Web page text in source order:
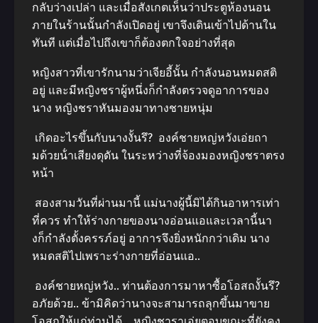
กลับว่างเปล่า และเมื่อสังเกตเห็นว่าประตูห้องนอน
ภายในร้านนั้นกําลังเปิดอยู่ เขาจึงเดินเข้าไปด้านใน
ทันที แต่เมื่อไปถึงเขาก็ต้องตกใจอย่างที่สุด
หญิงสาวที่เขารักนามว่าเจียอี้นั้น กําลังนอนหมดสติ
อยู่ และมีหญิงชราผู้หนึ่งก็กําลังตรวจดูอาการของ
นาง หญิงชราหันมองมาทางชายหนุ่ม
เกิดอะไรขึ้นกับนางงั้นรึ? องค์ชายหญ่หวังเอ่ยถา
มด้วยน้ําเสียงดุดัน ในระหว่างที่จ้องมองหญิงชราตรง
หน้า
สองสามวันที่ผ่านมานี้ แม่นางผู้นี้มิได้กินอาหารเท่า
ที่ควร ทําให้ร่างกายของนางอ่อนแอและเวลานี้นา
งก็กําลังตั้งครรภ์อยู่ อาการจึงยิ่งหนักกว่าเดิม นาง
หมดสติไปเพราะร่างกายที่อ่อนแอ..
องค์ชายหญ่หวัง.. ท่านต้องการมาหาซื้อโอสถงั้นรึ?
อภัยด้วย.. ข้ามิคิดว่านางจะสามารถลุกขึ้นมาขาย